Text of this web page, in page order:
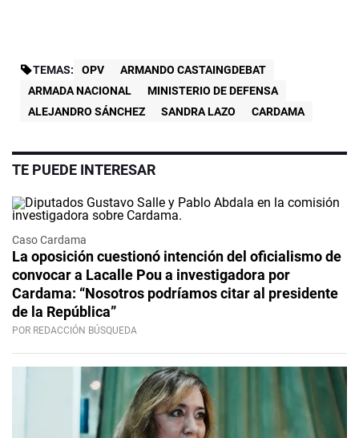
TEMAS: OPV
ARMANDO CASTAINGDEBAT
ARMADA NACIONAL
MINISTERIO DE DEFENSA
ALEJANDRO SÁNCHEZ
SANDRA LAZO CARDAMA
TE PUEDE INTERESAR
Caso Cardama
La oposición cuestionó intención del oficialismo de
convocar a Lacalle Pou a investigadora por
Cardama: “Nosotros podríamos citar al presidente
de la República”
POR REDACCIÓN BÚSQUEDA